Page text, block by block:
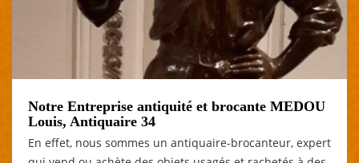
Notre Entreprise antiquité et brocante MEDOU
Louis, Antiquaire 34
En effet, nous sommes un antiquaire-brocanteur, expert